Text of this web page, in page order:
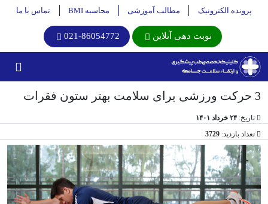
پرونده الکترونیک مطالب آموزشی محاسبه BMI تماس با ما
نوبت دهی آنلاین 021-86054772
3 حرکت ورزشی برای سلامت بهتر ستون فقرات
تاریخ:۲۴ خرداد ۱۴۰۱
تعداد بازدید: 3729